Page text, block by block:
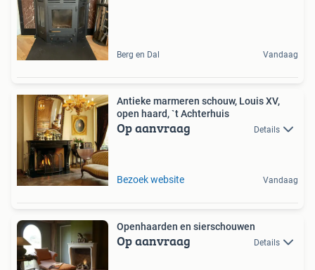
Berg en Dal Vandaag
Antieke marmeren schouw, Louis XV,
open haard, `t Achterhuis
Op aanvraag Details
Bezoek website Vandaag
Openhaarden en sierschouwen
Op aanvraag Details